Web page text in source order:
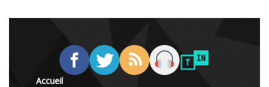
Accueil